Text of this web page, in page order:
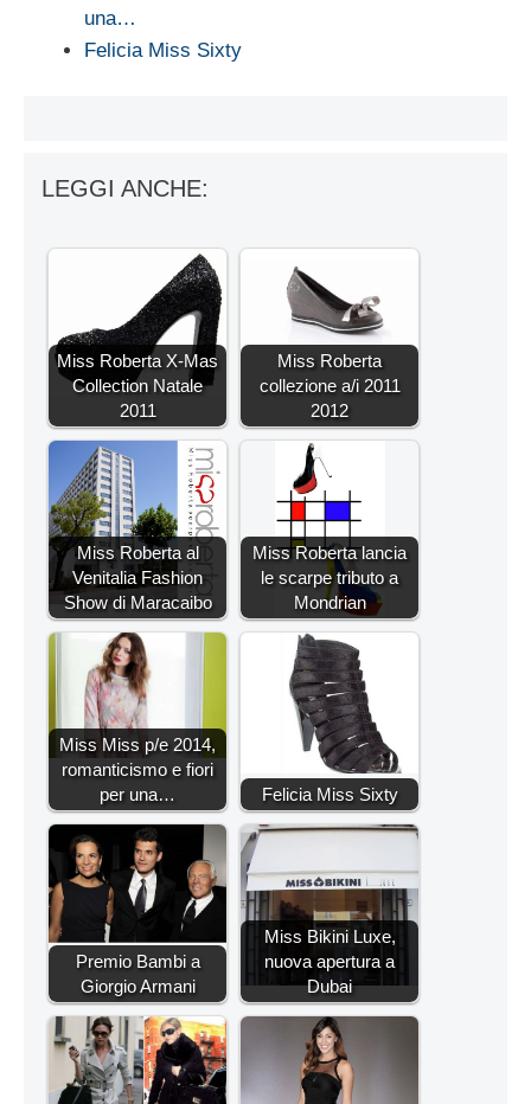
una…
Felicia Miss Sixty
LEGGI ANCHE:
Miss Roberta X-Mas
Collection Natale
2011
Miss Roberta
collezione a/i 2011
2012
Miss Roberta al
Venitalia Fashion
Show di Maracaibo
Miss Roberta lancia
le scarpe tributo a
Mondrian
Miss Miss p/e 2014,
romanticismo e fiori
per una…
Felicia Miss Sixty
Premio Bambi a
Giorgio Armani
Miss Bikini Luxe,
nuova apertura a
Dubai